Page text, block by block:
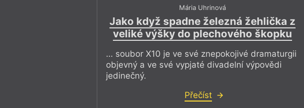
Mária Uhrinová
Jako když spadne železná žehlička z
veliké výšky do plechového škopku
… soubor X10 je ve své znepokojivé dramaturgii
objevný a ve své vypjaté divadelní výpovědi
jedinečný.
Přečíst